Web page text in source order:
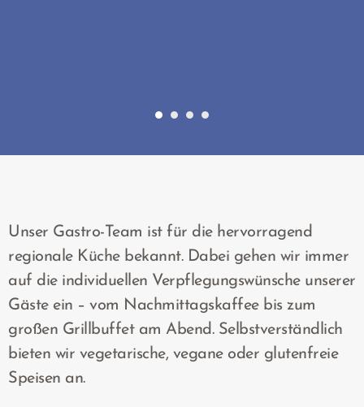
Unser Gastro-Team ist für die hervorragend
regionale Küche bekannt. Dabei gehen wir immer
auf die individuellen Verpflegungswünsche unserer
Gäste ein – vom Nachmittagskaffee bis zum
großen Grillbuffet am Abend. Selbstverständlich
bieten wir vegetarische, vegane oder glutenfreie
Speisen an.